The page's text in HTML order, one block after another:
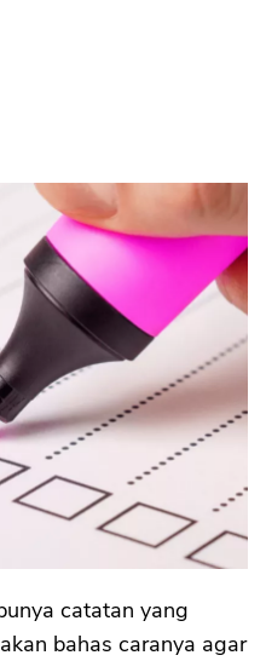
bahas caranya agar